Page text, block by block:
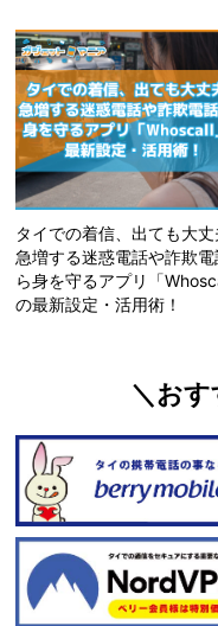
タイでの着信、出ても大丈
急増する迷惑電話や詐欺
ら身を守るアプリ「
の最新設定・活用術！
＼お